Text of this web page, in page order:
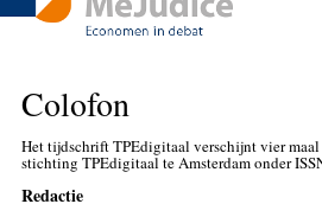
Colofon
Het tijdschrift TPEdigitaal verschijnt vier
stichting TPEdigitaal te Amsterdam onder
Redactie